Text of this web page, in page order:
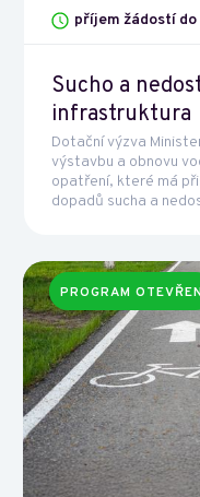
příjem žádostí
Sucho a
infrastruktura
Dotační výzva
výstavbu a obnovu
opatření, které má
dopadů sucha a
PROGRAM OTEVŘEN